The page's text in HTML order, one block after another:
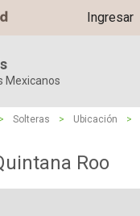
Ingresar
Mexicanos
> Solteras > Ubicación
>
Roo